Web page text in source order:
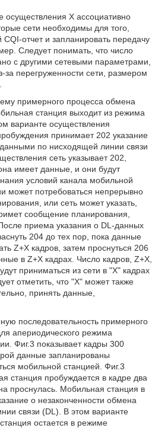
X ассоциативно
сети необходимы для того,
отчет и запланировать передачу
Следует понимать, что число
с другими сетевыми параметрами,
за перегруженности сети, размером
примерного процесса обмена
станция выходит из режима
варианте осуществления
принимает 202 указание
по нисходящей линии связи
сеть указывает 202,
имеет данные, и они будут
условий канала мобильной
может потребоваться непрерывно
или сеть может указать,
сообщение планирования,
приема указания о DL-данных
204 до тех пор, пока данные
Z+X кадров, затем проснуться 206
в Z+X кадрах. Число кадров, Z+X,
приниматься из сети в "X" кадрах
отметить, что "X" может также
принять данные,
последовательность примерного
апериодического режима
Фиг.3 показывает кадры 300
данные запланированы
мобильной станцией. Фиг.3
станция пробуждается в кадре два
проснулась. Мобильная станция в
о незаконченности обмена
связи (DL). В этом варианте
остается в режиме